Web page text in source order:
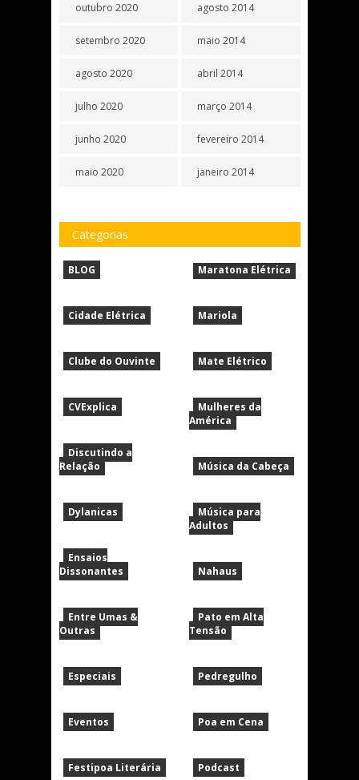
outubro 2020
setembro 2020
agosto 2020
julho 2020
junho 2020
maio 2020
agosto 2014
maio 2014
abril 2014
março 2014
fevereiro 2014
janeiro 2014
Categorias
BLOG
Cidade Elétrica
Clube do Ouvinte
CVExplica
Discutindo a
Relação
Dylanicas
Ensaios
Dissonantes
Entre Umas &
Outras
Especiais
Eventos
Festipoa Literária
Maratona Elétrica
Mariola
Mate Elétrico
Mulheres da
América
Música da Cabeça
Música para
Adultos
Nahaus
Pato em Alta
Tensão
Pedregulho
Poa em Cena
Podcast